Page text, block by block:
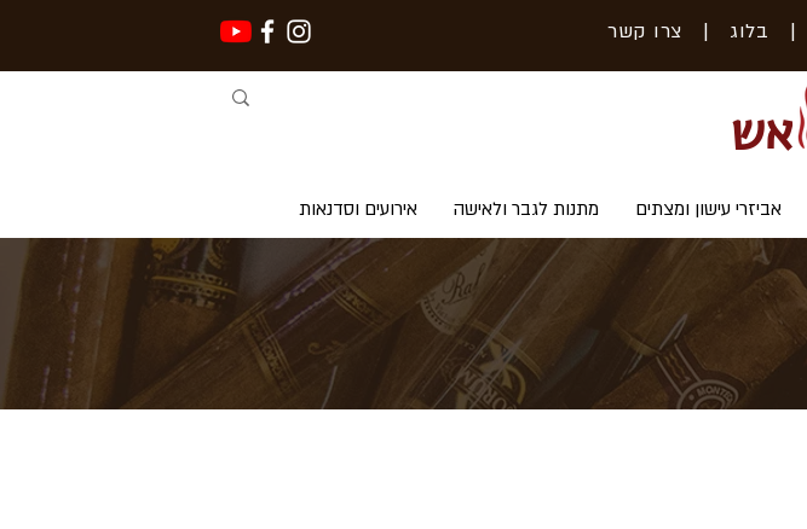
| בלוג | צרו קשר
אש
אביזרי עישון ומצתים מתנות לגבר ולאישה אירועים וסדנאות